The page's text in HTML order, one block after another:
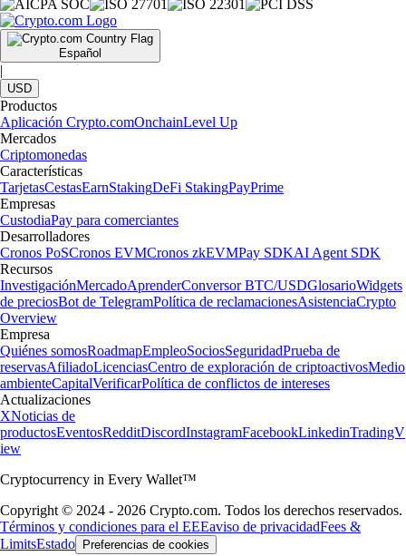
Español
|
USD
Productos
Aplicación Crypto.comOnchainLevel Up
Mercados
Criptomonedas
Características
TarjetasCestasEarnStakingDeFi StakingPayPrime
Empresas
CustodiaPay para comerciantes
Desarrolladores
Cronos PoSCronos EVMCronos zkEVMPay SDKAI Agent SDK
Recursos
InvestigaciónMercadoAprenderConversor BTC/USDGlosarioWidgets
de preciosBot de TelegramPolítica de reclamacionesAsistenciaCrypto
Overview
Empresa
Quiénes somosRoadmapEmpleoSociosSeguridadPrueba de
reservasAfiliadoLicenciasCentro de exploración de criptoactivosMedio
ambienteCapitalVerificarPolítica de conflictos de intereses
Actualizaciones
XNoticias de
productosEventosRedditDiscordInstagramFacebookLinkedinTradingV
iew
Cryptocurrency in Every Wallet™
Copyright © 2024 - 2026 Crypto.com. Todos los derechos reservados.
Términos y condiciones para el EEEaviso de privacidadFees &
LimitsEstado Preferencias de cookies